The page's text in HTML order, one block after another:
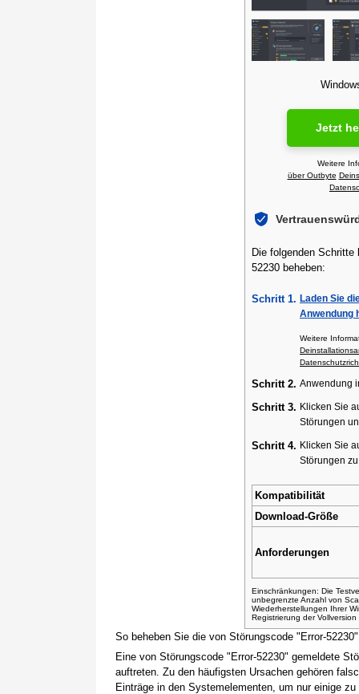
So beheben Sie die von Störungscode "Error-
Eine von Störungscode "Error-52230" gemeldete
auftreten. Zu den häufigsten Ursachen gehören
Einträge in den Systemelementen, um nur einige
Jetzt
Weitere
über Outbyte
Die folgenden Schritte
52230 beheben:
Schritt 1. Laden Sie
Anwendung
Weitere
Schritt 2. Anwendung
Schritt 3. Klicken Sie
Störungen
Schritt 4. Klicken Sie
Störungen
Kompatibilität
Download-Größe
Anforderungen
Einschränkungen: Die
unbegrenzte Anzahl von
Wiederherstellungen Ihrer
Registrierung der